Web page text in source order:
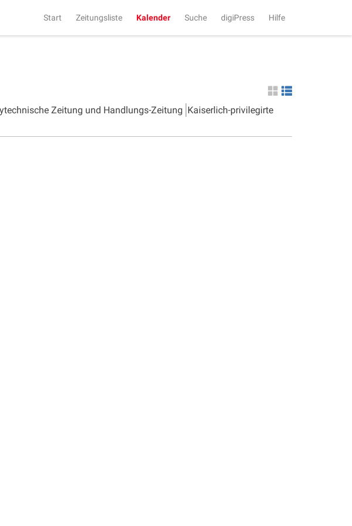
Start Zeitungsliste Kalender Suche digiPress Hilfe
Zeitung und Handlungs-Zeitung Kaiserlich-privilegirte